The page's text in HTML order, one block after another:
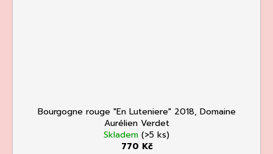
Bourgogne rouge "En Luteniere" 2018, Domaine
Aurélien Verdet
Skladem (>5 ks)
770 Kč